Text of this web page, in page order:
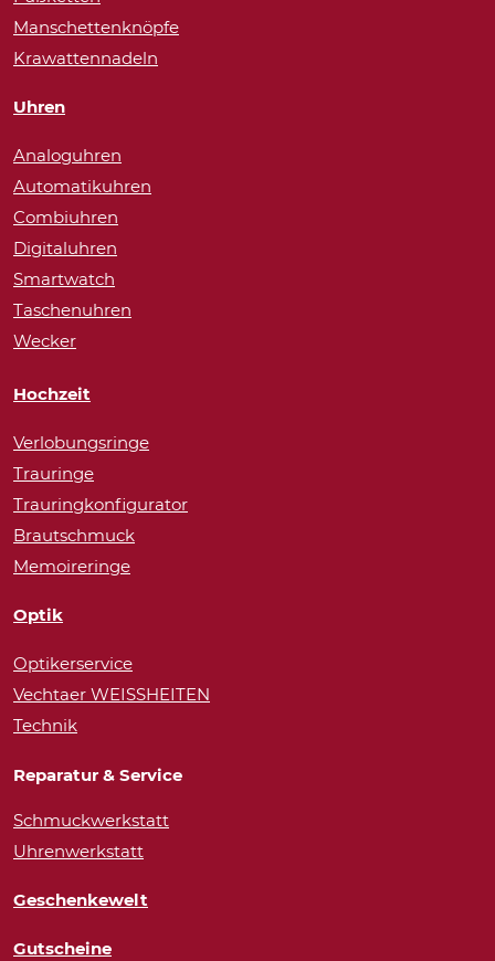
Manschettenknöpfe
Krawattennadeln
Uhren
Analoguhren
Automatikuhren
Combiuhren
Digitaluhren
Smartwatch
Taschenuhren
Wecker
Hochzeit
Verlobungsringe
Trauringe
Trauringkonfigurator
Brautschmuck
Memoireringe
Optik
Optikerservice
Vechtaer WEISSHEITEN
Technik
Reparatur & Service
Schmuckwerkstatt
Uhrenwerkstatt
Geschenkewelt
Gutscheine